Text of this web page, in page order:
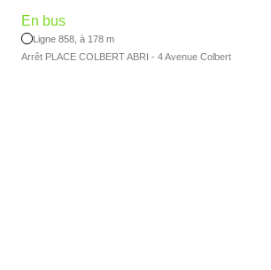
En bus
Ligne 858, à 178 m
Arrêt PLACE COLBERT ABRI - 4 Avenue Colbert